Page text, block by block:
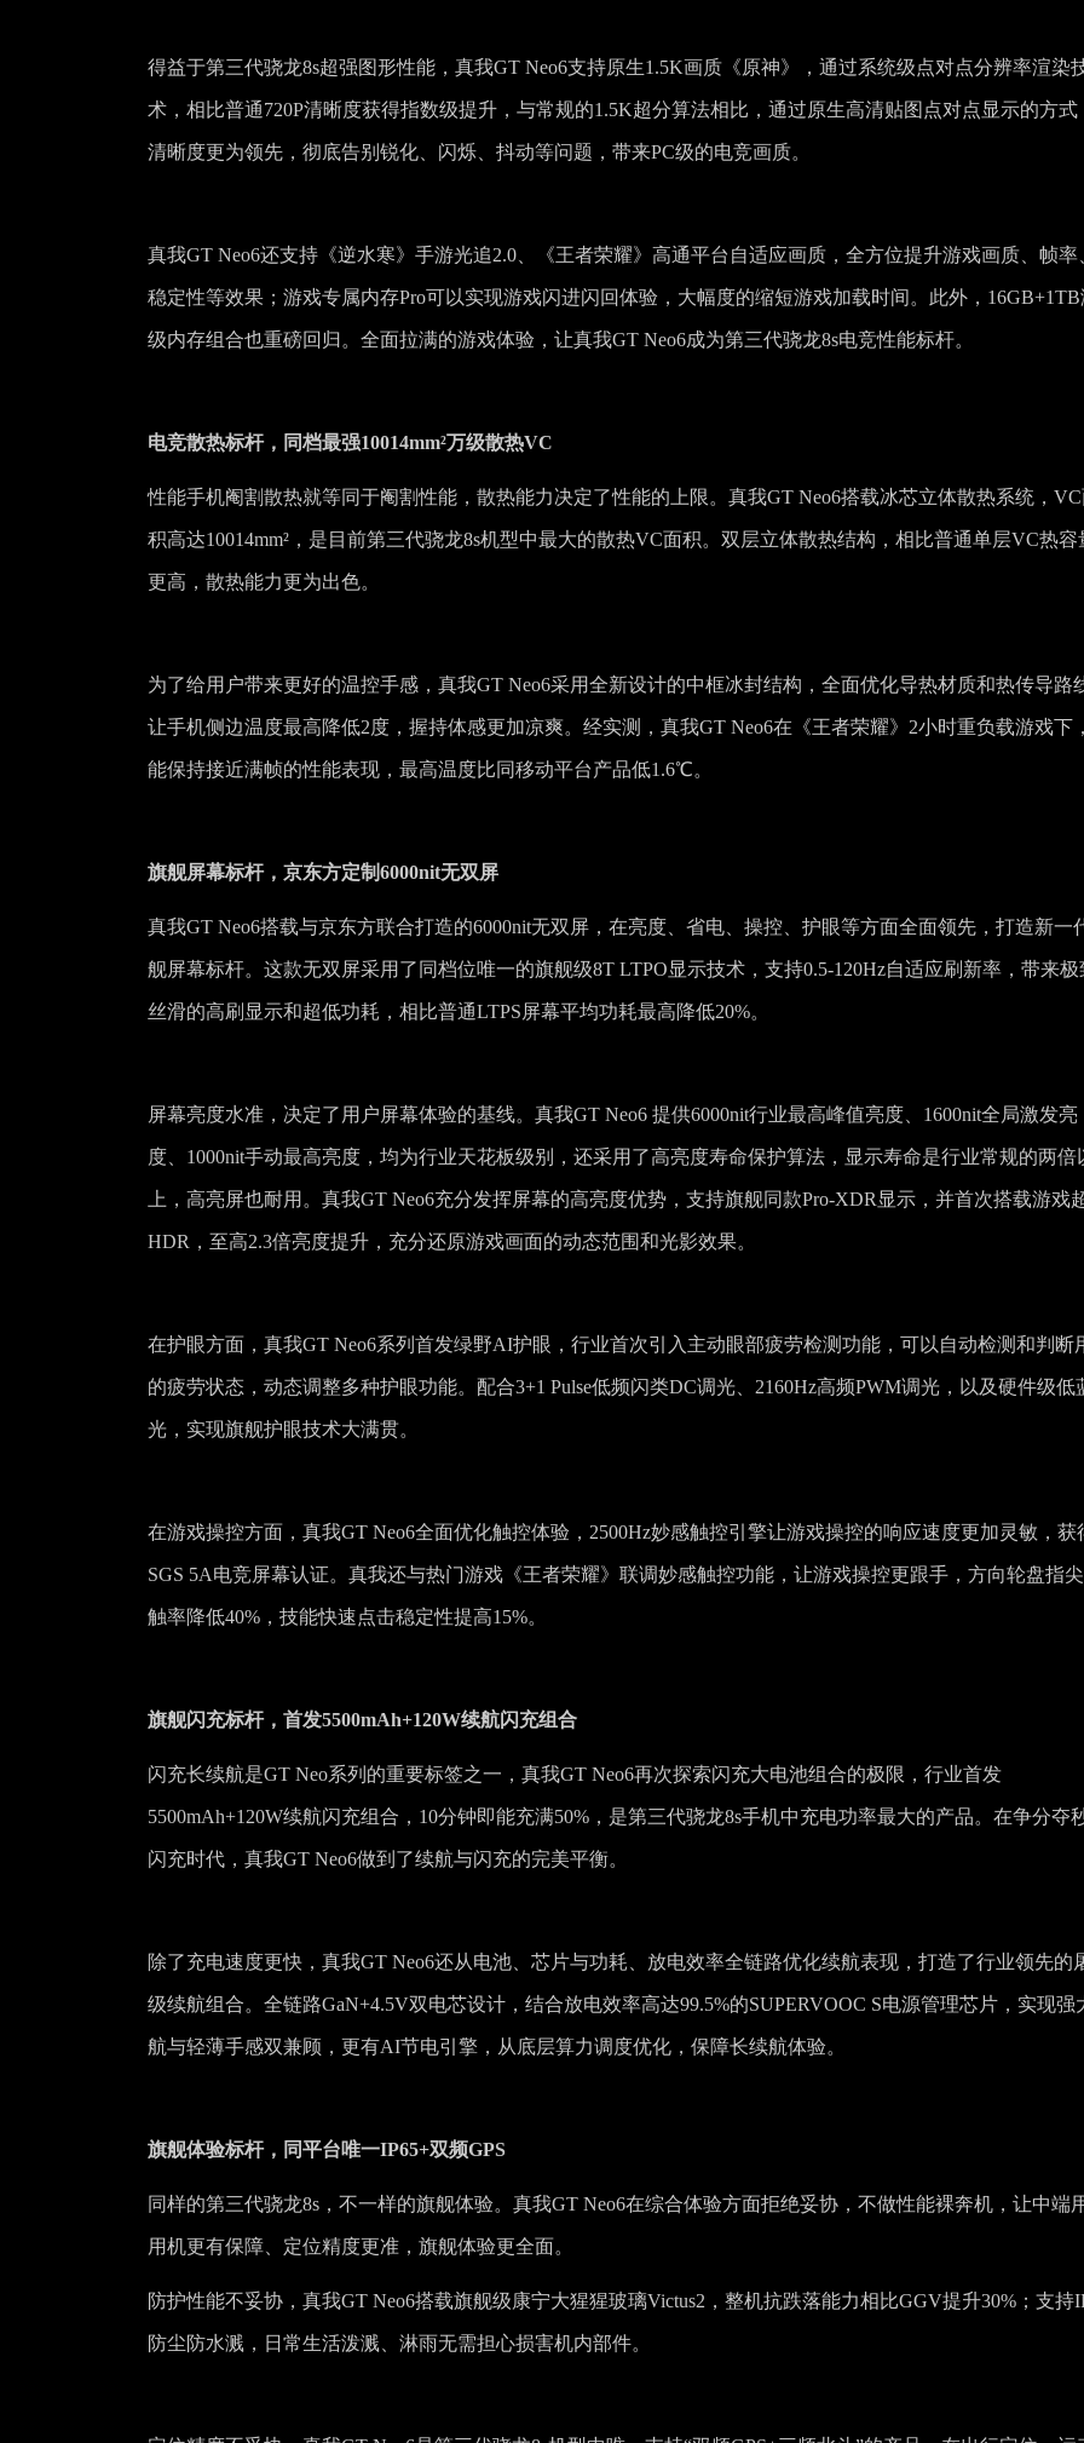
得益于第三代骁龙8s超强图形性能，真我GT Neo6支持原生1.5K画质《原神》，通过系统级点对点分辨率渲染
术，相比普通720P清晰度获得指数级提升，与常规的1.5K超分算法相比，通过原生高清贴图点对点显示的方式
清晰度更为领先，彻底告别锐化、闪烁、抖动等问题，带来PC级的电竞画质。
真我GT Neo6还支持《逆水寒》手游光追2.0、《王者荣耀》高通平台自适应画质，全方位提升游戏画质、帧率
稳定性等效果；游戏专属内存Pro可以实现游戏闪进闪回体验，大幅度的缩短游戏加载时间。此外，16GB+1TB
级内存组合也重磅回归。全面拉满的游戏体验，让真我GT Neo6成为第三代骁龙8s电竞性能标杆。
电竞散热标杆，同档最强10014mm²万级散热VC
性能手机阉割散热就等同于阉割性能，散热能力决定了性能的上限。真我GT Neo6搭载冰芯立体散热系统，
积高达10014mm²，是目前第三代骁龙8s机型中最大的散热VC面积。双层立体散热结构，相比普通单层VC热容
更高，散热能力更为出色。
为了给用户带来更好的温控手感，真我GT Neo6采用全新设计的中框冰封结构，全面优化导热材质和热传导路
让手机侧边温度最高降低2度，握持体感更加凉爽。经实测，真我GT Neo6在《王者荣耀》2小时重负载游戏下
能保持接近满帧的性能表现，最高温度比同移动平台产品低1.6℃。
旗舰屏幕标杆，京东方定制6000nit无双屏
真我GT Neo6搭载与京东方联合打造的6000nit无双屏，在亮度、省电、操控、护眼等方面全面领先，打造新一
舰屏幕标杆。这款无双屏采用了同档位唯一的旗舰级8T LTPO显示技术，支持0.5-120Hz自适应刷新率，带来极
丝滑的高刷显示和超低功耗，相比普通LTPS屏幕平均功耗最高降低20%。
屏幕亮度水准，决定了用户屏幕体验的基线。真我GT Neo6 提供6000nit行业最高峰值亮度、1600nit全局激发亮
度、1000nit手动最高亮度，均为行业天花板级别，还采用了高亮度寿命保护算法，显示寿命是行业常规的两倍
上，高亮屏也耐用。真我GT Neo6充分发挥屏幕的高亮度优势，支持旗舰同款Pro-XDR显示，并首次搭载游戏
HDR，至高2.3倍亮度提升，充分还原游戏画面的动态范围和光影效果。
在护眼方面，真我GT Neo6系列首发绿野AI护眼，行业首次引入主动眼部疲劳检测功能，可以自动检测和判断
的疲劳状态，动态调整多种护眼功能。配合3+1 Pulse低频闪类DC调光、2160Hz高频PWM调光，以及硬件级低
光，实现旗舰护眼技术大满贯。
在游戏操控方面，真我GT Neo6全面优化触控体验，2500Hz妙感触控引擎让游戏操控的响应速度更加灵敏，获
SGS 5A电竞屏幕认证。真我还与热门游戏《王者荣耀》联调妙感触控功能，让游戏操控更跟手，方向轮盘指
触率降低40%，技能快速点击稳定性提高15%。
旗舰闪充标杆，首发5500mAh+120W续航闪充组合
闪充长续航是GT Neo系列的重要标签之一，真我GT Neo6再次探索闪充大电池组合的极限，行业首发
5500mAh+120W续航闪充组合，10分钟即能充满50%，是第三代骁龙8s手机中充电功率最大的产品。在争分夺
闪充时代，真我GT Neo6做到了续航与闪充的完美平衡。
除了充电速度更快，真我GT Neo6还从电池、芯片与功耗、放电效率全链路优化续航表现，打造了行业领先的
级续航组合。全链路GaN+4.5V双电芯设计，结合放电效率高达99.5%的SUPERVOOC S电源管理芯片，实现强
航与轻薄手感双兼顾，更有AI节电引擎，从底层算力调度优化，保障长续航体验。
旗舰体验标杆，同平台唯一IP65+双频GPS
同样的第三代骁龙8s，不一样的旗舰体验。真我GT Neo6在综合体验方面拒绝妥协，不做性能裸奔机，让中端
用机更有保障、定位精度更准，旗舰体验更全面。
防护性能不妥协，真我GT Neo6搭载旗舰级康宁大猩猩玻璃Victus2，整机抗跌落能力相比GGV提升30%；支持
防尘防水溅，日常生活泼溅、淋雨无需担心损害机内部件。